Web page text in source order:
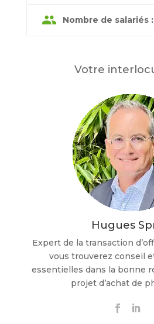
group Nombre de salariés :
Votre
Hugues
Expert de la transaction
vous trouverez conseil
essentielles dans la bonne
projet d’achat de